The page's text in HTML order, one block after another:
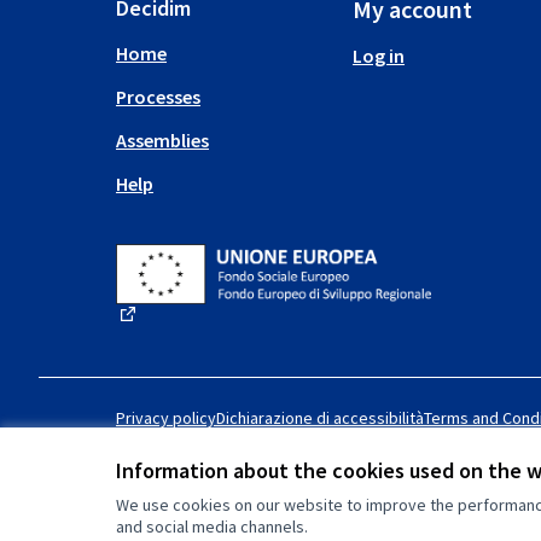
Information about the cookies used on the
We use cookies on our website to improve the
and social media channels.
Decidim
Home
Processes
Assemblies
Help
My account
Log in
Privacy policyDichiarazione di accessibilitàTerms and
Creative Commons License
(External link)